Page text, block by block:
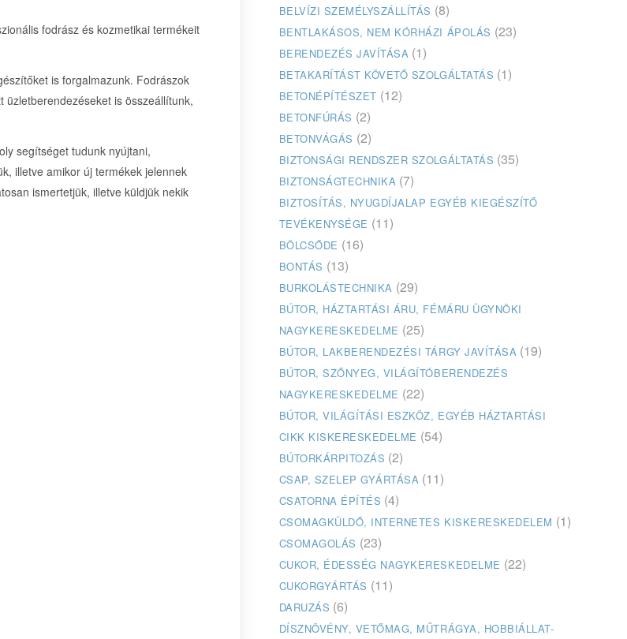
fodrász és kozmetikai termékeit
is forgalmazunk. Fodrászok
is összeállítunk,
segítséget tudunk nyújtani,
illetve amikor új termékek jelennek
ismertetjük, illetve küldjük nekik
BELVÍZI SZEMÉLYSZÁLLÍTÁS (8)
BENTLAKÁSOS, NEM KÓRHÁZI ÁPOLÁS (23)
BERENDEZÉS JAVÍTÁSA (1)
BETAKARÍTÁST KÖVETŐ SZOLGÁLTATÁS (1)
BETONÉPÍTÉSZET (12)
BETONFÚRÁS (2)
BETONVÁGÁS (2)
BIZTONSÁGI RENDSZER SZOLGÁLTATÁS (35)
BIZTONSÁGTECHNIKA (7)
BIZTOSÍTÁS, NYUGDÍJALAP EGYÉB KIEGÉSZÍTŐ
TEVÉKENYSÉGE (11)
BÖLCSŐDE (16)
BONTÁS (13)
BURKOLÁSTECHNIKA (29)
BÚTOR, HÁZTARTÁSI ÁRU, FÉMÁRU ÜGYNÖKI
NAGYKERESKEDELME (25)
BÚTOR, LAKBERENDEZÉSI TÁRGY JAVÍTÁSA (19)
BÚTOR, SZŐNYEG, VILÁGÍTÓBERENDEZÉS
NAGYKERESKEDELME (22)
BÚTOR, VILÁGÍTÁSI ESZKÖZ, EGYÉB HÁZTARTÁSI
CIKK KISKERESKEDELME (54)
BÚTORKÁRPITOZÁS (2)
CSAP, SZELEP GYÁRTÁSA (11)
CSATORNA ÉPÍTÉS (4)
CSOMAGKÜLDŐ, INTERNETES KISKERESKEDELEM (1)
CSOMAGOLÁS (23)
CUKOR, ÉDESSÉG NAGYKERESKEDELME (22)
CUKORGYÁRTÁS (11)
DARUZÁS (6)
DÍSZNÖVÉNY, VETŐMAG, MŰTRÁGYA, HOBBIÁLLAT-